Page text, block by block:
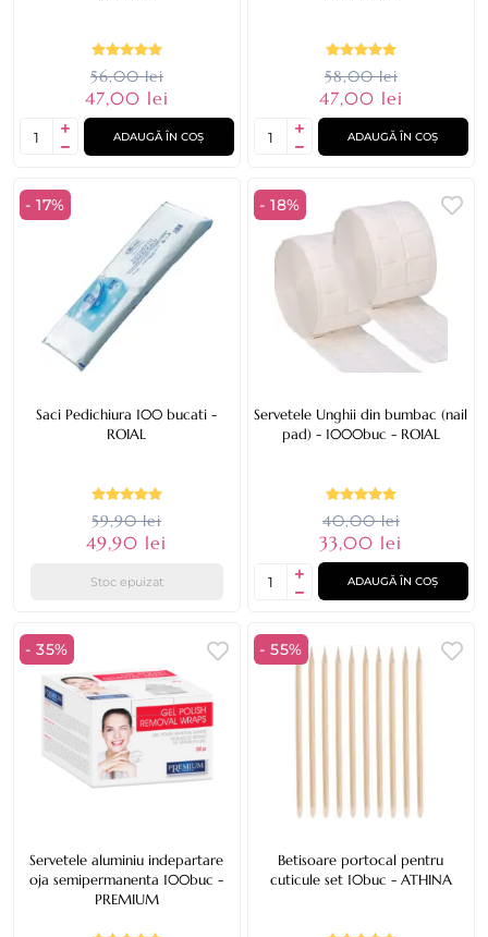
56,00 lei
47,00 lei
ADAUGĂ ÎN COȘ
58,00 lei
47,00 lei
ADAUGĂ ÎN COȘ
- 17%
Saci Pedichiura 100 bucati -
ROIAL
59,90 lei
49,90 lei
Stoc epuizat
- 18%
Servetele Unghii din bumbac (nail
pad) - 1000buc - ROIAL
40,00 lei
33,00 lei
ADAUGĂ ÎN COȘ
- 35%
Servetele aluminiu indepartare
oja semipermanenta 100buc -
PREMIUM
- 55%
Betisoare portocal pentru
cuticule set 10buc - ATHINA